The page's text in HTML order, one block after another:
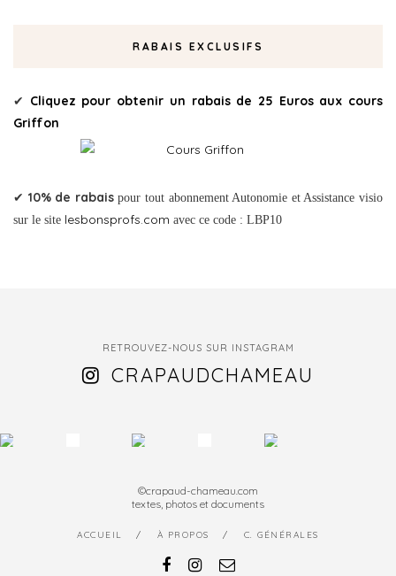
RABAIS EXCLUSIFS
✔ Cliquez pour obtenir un rabais de 25 Euros aux cours
Griffon
✔ 10% de rabaispour tout abonnement Autonomie et Assistance visio
sur le site lesbonsprofs.com avec ce code : LBP10
RETROUVEZ-NOUS SUR INSTAGRAM
CRAPAUDCHAMEAU
©crapaud-chameau.com
textes, photos et documents
ACCUEIL À PROPOS C. GÉNÉRALES